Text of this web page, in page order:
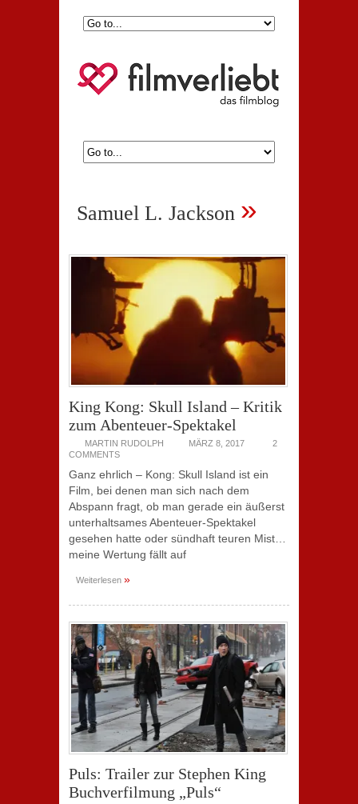
Samuel L. Jackson »
King Kong: Skull Island – Kritik
zum Abenteuer-Spektakel
MARTIN RUDOLPH MÄRZ 8, 2017
2
COMMENTS
Ganz ehrlich – Kong: Skull Island ist ein
Film, bei denen man sich nach dem
Abspann fragt, ob man gerade ein äußerst
unterhaltsames Abenteuer-Spektakel
gesehen hatte oder sündhaft teuren Mist…
meine Wertung fällt auf
Weiterlesen »
Puls: Trailer zur Stephen King
Buchverfilmung „Puls“